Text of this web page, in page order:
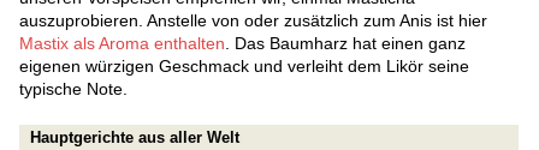
auszuprobieren. Anstelle von oder zusätzlich zum Anis ist hier
Mastix als Aroma enthalten . Das Baumharz hat einen ganz
eigenen würzigen Geschmack und verleiht dem Likör seine
typische Note.
Hauptgerichte aus aller Welt